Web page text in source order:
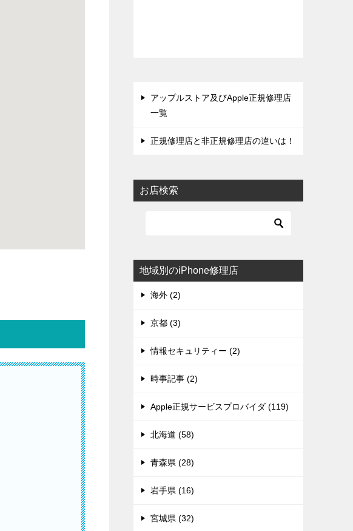
アップルストア及びApple正規修理店
一覧
正規修理店と非正規修理店の違いは！
お店検索
地域別のiPhone修理店
海外 (2)
京都 (3)
情報セキュリティー (2)
時事記事 (2)
Apple正規サービスプロバイダ (119)
北海道 (58)
青森県 (28)
岩手県 (16)
宮城県 (32)